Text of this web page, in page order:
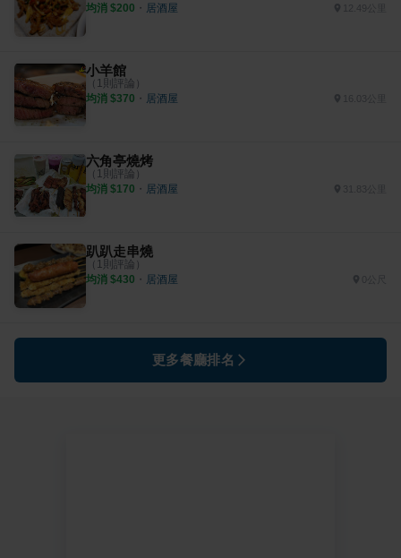
均消 $200 ・ 居酒屋 12.49公里
小羊館
（ 1 則評論）
均消 $370 ・ 居酒屋
六角亭燒烤
（ 1 則評論）
均消 $170 ・ 居酒屋
趴趴走串燒
（ 1 則評論）
均消 $430 ・ 居酒屋
更多餐廳排名